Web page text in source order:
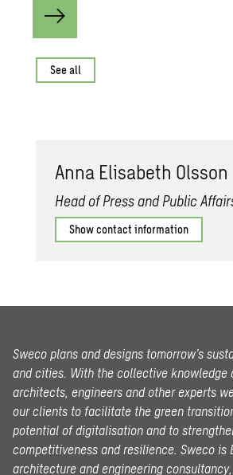
See all
Anna Elis­a­beth Ols­son
Head of Press and Public
Show contact information
Sweco plans and designs tomorrow’s
and cities. With the collective knowledge
architects, engineers and other experts
our clients to facilitate the green
potential of digitalisation and to
competitiveness and resilience. Sweco is
architecture and engineering